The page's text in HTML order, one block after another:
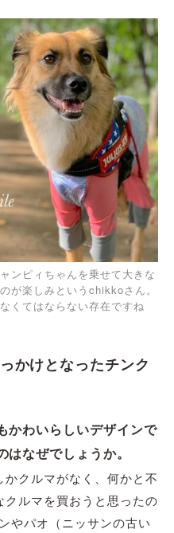
ンピィちゃんを乗せて大きな
が楽しみというchikkoさん。
くてはならない存在ですね
かけとなったチンク
かわいらしいデザインで
はなぜでしょうか。
クルマがなく、何かと不
ルマを買おうと思ったの
やパオ（ニッサンの古い